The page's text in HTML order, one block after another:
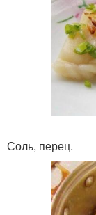
Соль, перец.